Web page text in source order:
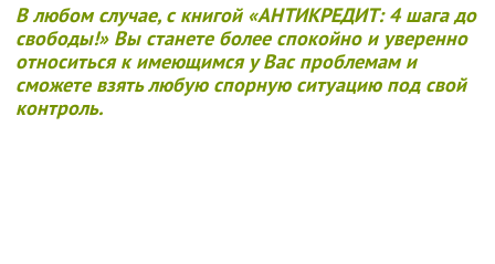
В любом случае, с книгой «АНТИКРЕДИТ: 4 шага до
свободы!» Вы станете более спокойно и уверенно
относиться к имеющимся у Вас проблемам и
сможете взять любую спорную ситуацию под свой
контроль.